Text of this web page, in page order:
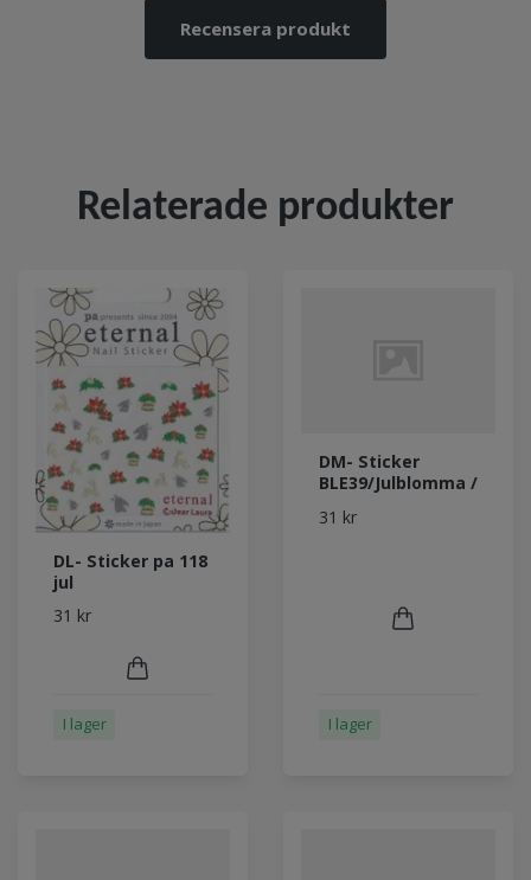
Recensera produkt
Relaterade produkter
DL- Sticker pa 118
jul
31 kr
I lager
DM- Sticker
BLE39/Julblomma /
31 kr
I lager